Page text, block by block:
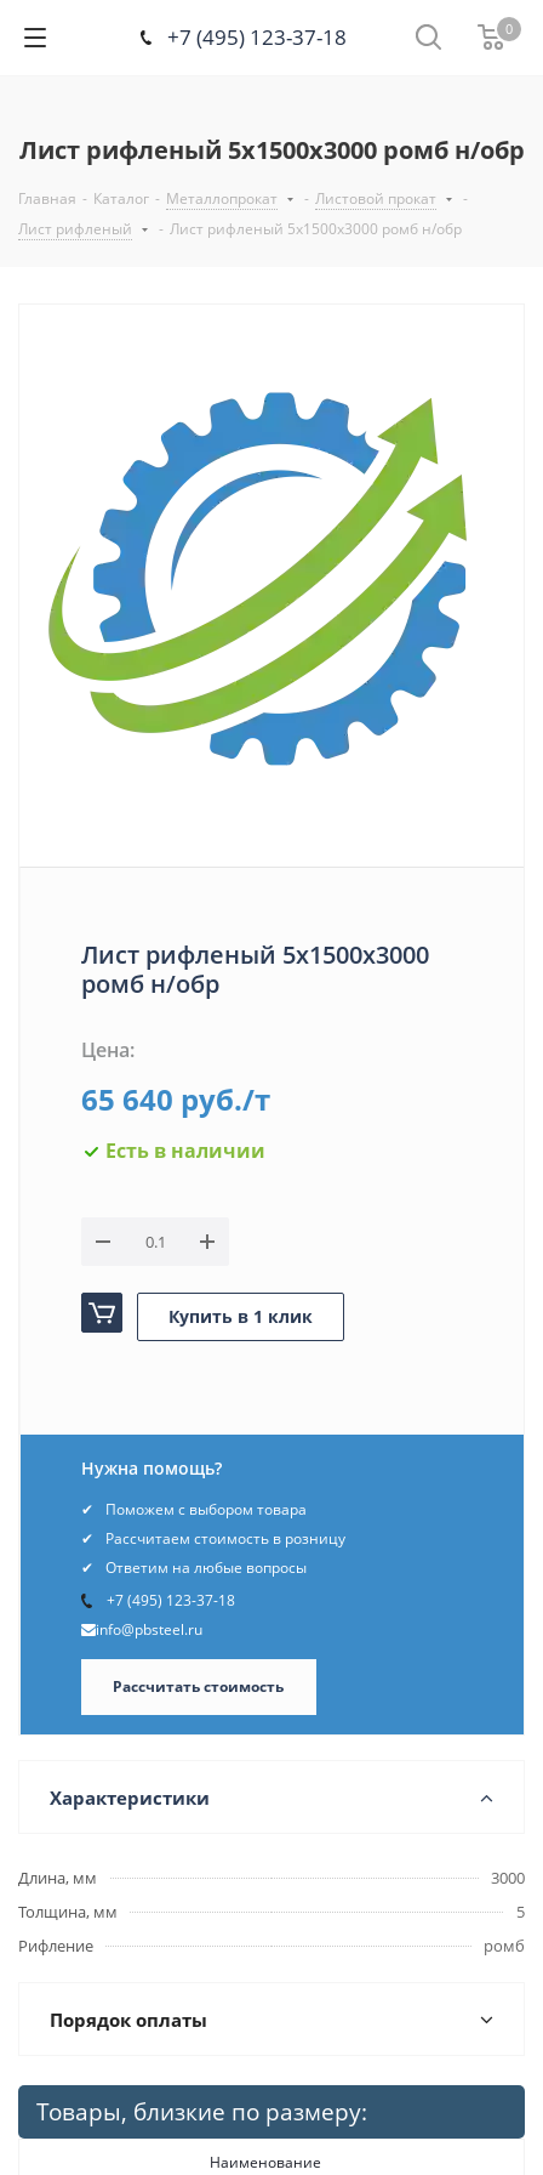
+7 (495) 123-37-18 0
Лист рифленый 5х1500х3000 ромб н/обр
Главная - Каталог - Металлопрокат - Листовой прокат
-
Лист рифленый
- Лист рифленый 5х1500х3000 ромб н/обр
Лист рифленый 5х1500х3000
ромб н/обр
Цена:
65 640 руб./т
Есть в наличии
Купить в 1 клик
Нужна помощь?
Поможем с выбором товара
Рассчитаем стоимость в розницу
Ответим на любые вопросы
+7 (495) 123-37-18
info@pbsteel.ru
Рассчитать стоимость
Характеристики
Длина, мм
3000
Толщина, мм
5
Рифление
ромб
Порядок оплаты
Товары, близкие по размеру:
Наименование